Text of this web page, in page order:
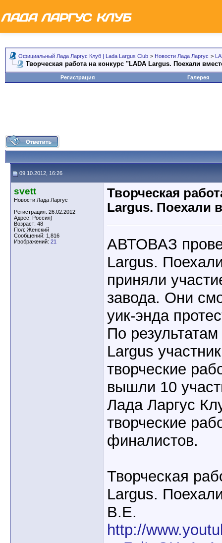
Официальный Лада Ларгус Клуб | Lada Largus Club > Новости Лада Ларгус >
Творческая работа на конкурс "LADA Largus. Поехали
Регистрация Галерея
09.10.2012, 16:26
svett
Новости Лада Ларгус
Регистрация: 26.02.2012
Адрес: Россия)
Возраст: 48
Пол: Женский
Сообщений: 1,816
Изображений: 21
Творческая
Largus. Поехали
АВТОВАЗ
Largus.
приняли
завода. Они
уик-энда
По
Largus
творческие
вышли 10
Лада Ларгус
творческие
финалистов.
Творческая
Largus.
В.Е.
http://